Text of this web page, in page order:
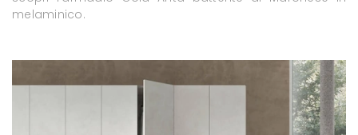
melaminico.